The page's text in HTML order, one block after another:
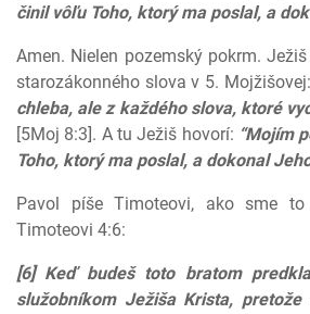
činil vôľu Toho, ktorý ma poslal, a
Amen. Nielen pozemský pokrm.
starozákonného slova v 5. Mojžišovej:
chleba, ale z každého slova, ktoré
[5Moj 8:3]. A tu Ježiš hovorí: “Mojím
Toho, ktorý ma poslal, a dokonal
Pavol píše Timoteovi, ako sme
Timoteovi 4:6:
[6] Keď budeš toto bratom
služobníkom Ježiša Krista,